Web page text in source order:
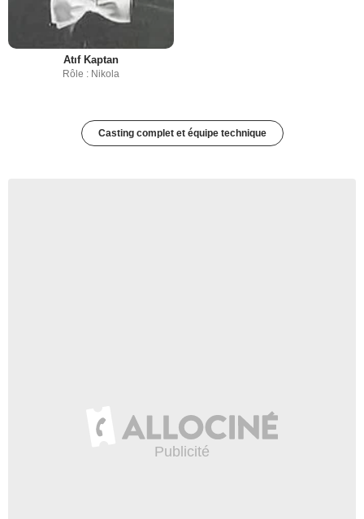
Atıf Kaptan
Rôle : Nikola
Casting complet et équipe technique